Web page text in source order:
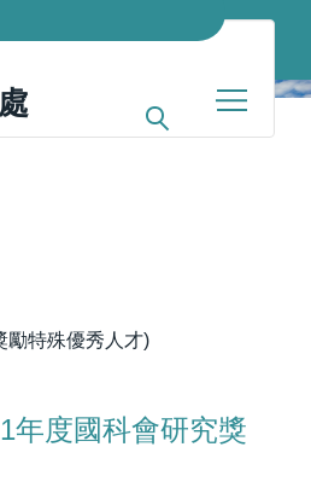
勵特殊優秀人才)
年度國科會研究獎